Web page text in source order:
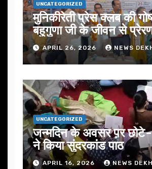
UNCATEGORIZED
मुनिकीरेती प्रेस क्लब की
बहुगुणा जी के जीवन से
जोरAPRIL 26, 2026 NEWS
UNCATEGORIZED
जन्मदिन के अवसर प़र छोटे-
ने किया सुंदरकांड पाठ
APRIL 16, 2026 NEWS